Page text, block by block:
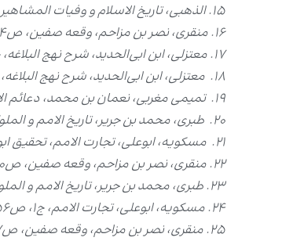
۱۵. الذهبی، تاریخ الاسلام و وفیات المشاهیر و الاعلام، ج۳، ص۴۸۵، تحقیق عمر عبدالسلام تدمری، بیروت، دارالکتاب العربی، چاپ دوم، ۱۹۹۳.
۱۶. منقری، نصر بن مزاحم، وقعه صفین، ص۱۱۴- ۱۱۵، تحقیق عبدالسلام محمد هارون، قاهره، مؤسسۀ العربیه الحدیثه، چاپ دوم، ۱۳۸۲، افست قم، کتابخانۀ آیت‌الله مرعشی نجفی، ۱۴۰۴.
۱۷. معتزلی، ابن ابی‌الحدید، شرح نهج البلاغه، ج۳، ص۱۸۶، قم، کتابخانۀ آیت‌الله مرعشی نجفی، ۱۴۰۴.
۱۸. معتزلی، ابن ابی‌الحدید، شرح نهج البلاغه، ج۳، ص۱۸۶، قم، کتابخانۀ آیت‌الله مرعشی نجفی، ۱۴۰۴.
۱۹. تمیمی مغربی، نعمان بن محمد، دعائم الاسلام، ج۱، ص۳۹۳، مصر، دارالمعارف، ۱۳۸۵ق.
۲۰. طبری، محمد بن جریر، تاریخ الامم و الملوک (تاریخ الطبری)، ج۵، ص۶۱، تحقیق محمد ابوالفضل ابراهیم، بیروت، دارالتراث، چاپ دوم، ۱۹۶۷.
۲۱. مسکویه، ابوعلی، تجارت الامم، تحقیق ابوالقاسم امامی، تهران، سروش، چاپ دوم، ۱۳۷۹ش، ج۱، ص۵۵۶.
۲۲. منقری، نصر بن مزاحم، وقعه صفین، ص۵۳۰، تحقیق عبدالسلام محمد هارون، قاهره، مؤسسۀ العربیه الحدیثه، چاپ دوم، ۱۳۸۲، افست قم، کتابخانۀ آیت‌الله مرعشی نجفی، ۱۴۰۴.
۲۳. طبری، محمد بن جریر، تاریخ الامم و الملوک (تاریخ الطبری)، ج۵، ص۶۱، تحقیق محمد ابوالفضل ابراهیم، بیروت، دارالتراث، چاپ دوم، ۱۹۶۷.
۲۴. مسکویه، ابوعلی، تجارت الامم، ج۱، ص۵۵۶، تحقیق ابوالقاسم امامی، تهران، سروش، چاپ دوم، ۱۳۷۹ش.
۲۵. منقری، نصر بن مزاحم، وقعه صفین، ص۵۰۷، تحقیق عبدالسلام محمد هارون، قاهره، مؤسسۀ العربیه الحدیثه، چاپ دوم، ۱۳۸۲، افست قم، کتابخانۀ آیت‌الله مرعشی نجفی، ۱۴۰۴.